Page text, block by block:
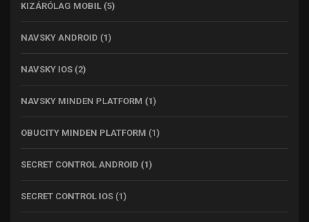
KIZÁRÓLAG MOBIL (5)
NAVSKY ANDROID (1)
NAVSKY IOS (2)
NAVSKY MINDEN PLATFORM (1)
OBUCITY MINDEN PLATFORM (1)
SECRET CONTROL ANDROID (1)
SECRET CONTROL IOS (1)